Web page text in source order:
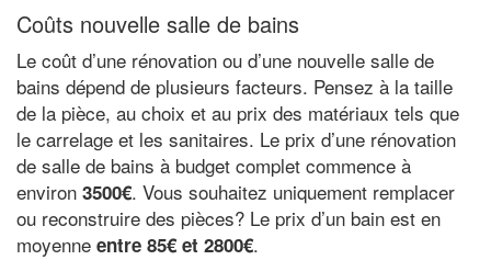
Coûts nouvelle salle de bains
Le coût d’une rénovation ou d’une nouvelle salle de
bains dépend de plusieurs facteurs. Pensez à la taille
de la pièce, au choix et au prix des matériaux tels que
le carrelage et les sanitaires. Le prix d’une rénovation
de salle de bains à budget complet commence à
environ 3500€. Vous souhaitez uniquement remplacer
ou reconstruire des pièces? Le prix d’un bain est en
moyenne entre 85€ et 2800€.